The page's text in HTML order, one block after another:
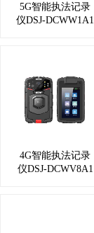
5G智能执法记录
仪DSJ-DCWW1A1
4G智能执法记录
仪DSJ-DCWV8A1